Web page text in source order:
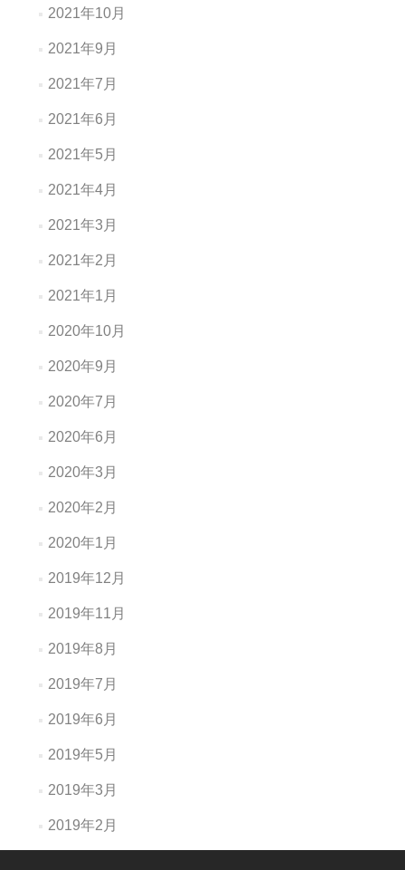
2021年10月
2021年9月
2021年7月
2021年6月
2021年5月
2021年4月
2021年3月
2021年2月
2021年1月
2020年10月
2020年9月
2020年7月
2020年6月
2020年3月
2020年2月
2020年1月
2019年12月
2019年11月
2019年8月
2019年7月
2019年6月
2019年5月
2019年3月
2019年2月